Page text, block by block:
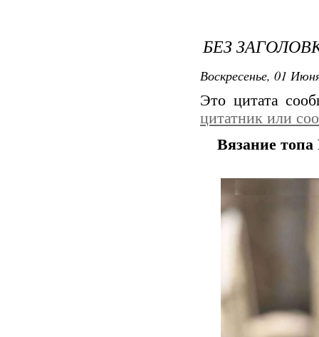
БЕЗ
Воскресенье, 01
Это цитата
цитатник или
Вязание топа